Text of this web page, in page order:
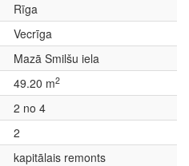
Rīga
Vecrīga
Mazā Smilšu iela
49.20 m2
2 no 4
2
kapitālais remonts